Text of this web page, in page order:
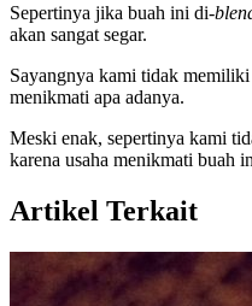
Sepertinya jika buah ini di-
akan sangat segar.
Sayangnya kami tidak memiliki
menikmati apa adanya.
Meski enak, sepertinya kami
karena usaha menikmati buah
Artikel Terkait